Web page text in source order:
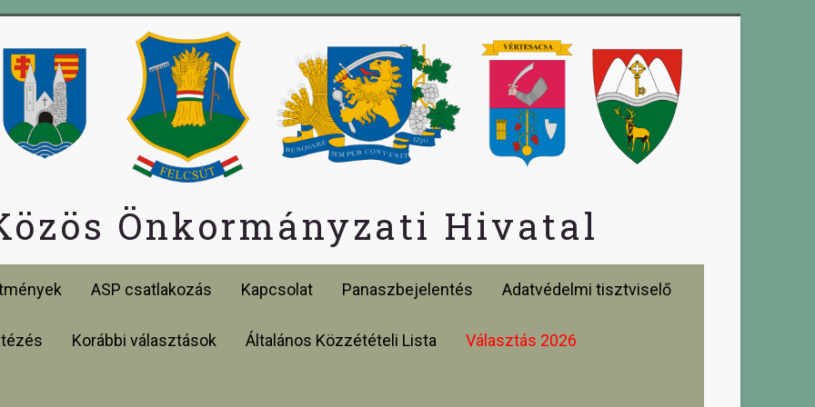
Önkormányzati Hivatal
ASP csatlakozás Kapcsolat Panaszbejelentés Adatvédelmi tisztviselő
Korábbi választások Általános Közzétételi Lista Választás 2026